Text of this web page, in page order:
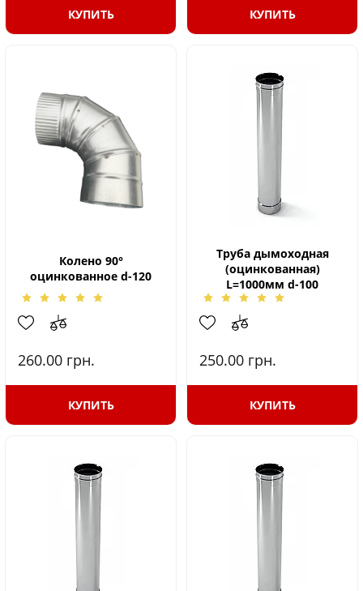
КУПИТЬ КУПИТЬ
Колено 90°
оцинкованное d-120
260.00 грн.
КУПИТЬ
Труба дымоходная
(оцинкованная)
L=1000мм d-100
250.00 грн.
КУПИТЬ